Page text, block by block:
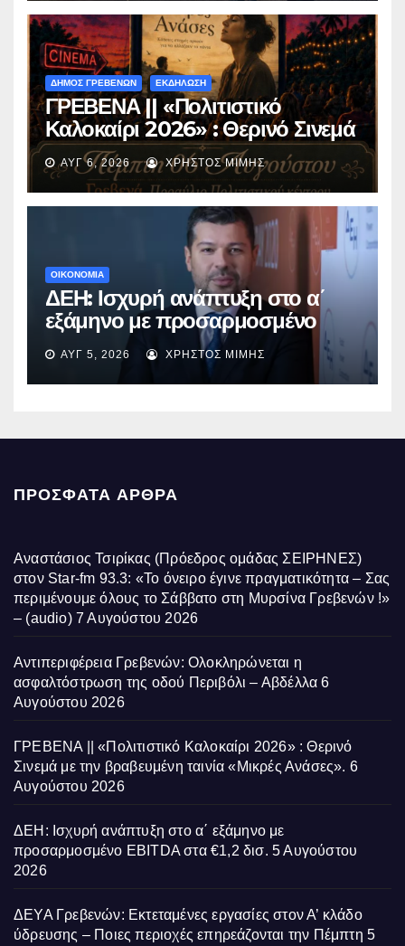
ΔΗΜΟΣ ΓΡΕΒΕΝΩΝ ΕΚΔΗΛΩΣΗ
ΓΡΕΒΕΝΑ || «Πολιτιστικό
Καλοκαίρι 2026» : Θερινό Σινεμά
με την βραβευμένη ταινία
«Μικρές Ανάσες».
ΑΥΓ 6, 2026 ΧΡΉΣΤΟΣ ΜΊΜΗΣ
ΟΙΚΟΝΟΜΙΑ
ΔΕΗ: Ισχυρή ανάπτυξη στο α΄
εξάμηνο με προσαρμοσμένο
EBITDA στα €1,2 δισ.
ΑΥΓ 5, 2026 ΧΡΉΣΤΟΣ ΜΊΜΗΣ
ΠΡΌΣΦΑΤΑ ΆΡΘΡΑ
Αναστάσιος Τσιρίκας (Πρόεδρος ομάδας ΣΕΙΡΗΝΕΣ)
στον Star-fm 93.3: «Το όνειρο έγινε πραγματικότητα – Σας
περιμένουμε όλους το Σάββατο στη Μυρσίνα Γρεβενών !»
– (audio) 7 Αυγούστου 2026
Αντιπεριφέρεια Γρεβενών: Ολοκληρώνεται η
ασφαλτόστρωση της οδού Περιβόλι – Αβδέλλα 6
Αυγούστου 2026
ΓΡΕΒΕΝΑ || «Πολιτιστικό Καλοκαίρι 2026» : Θερινό
Σινεμά με την βραβευμένη ταινία «Μικρές Ανάσες». 6
Αυγούστου 2026
ΔΕΗ: Ισχυρή ανάπτυξη στο α΄ εξάμηνο με
προσαρμοσμένο EBITDA στα €1,2 δισ. 5 Αυγούστου
2026
ΔΕΥΑ Γρεβενών: Εκτεταμένες εργασίες στον Α’ κλάδο
ύδρευσης – Ποιες περιοχές επηρεάζονται την Πέμπτη 5